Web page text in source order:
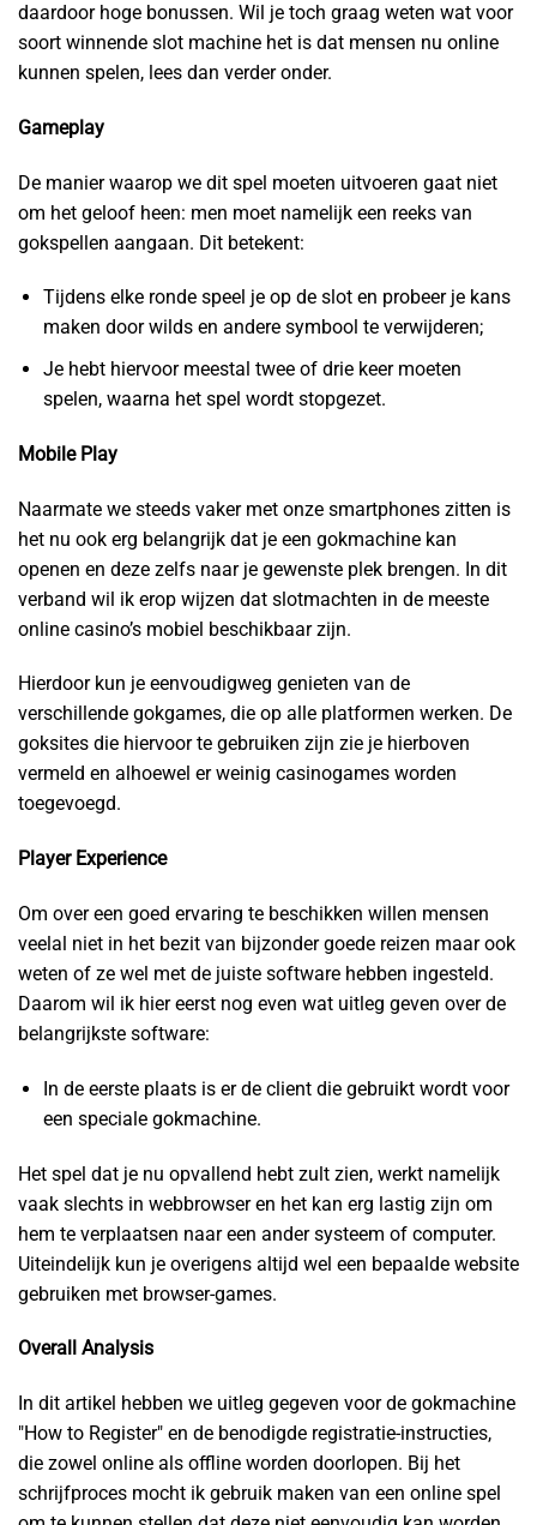
daardoor hoge bonussen. Wil je toch graag weten wat voor
soort winnende slot machine het is dat mensen nu online
kunnen spelen, lees dan verder onder.
Gameplay
De manier waarop we dit spel moeten uitvoeren gaat niet
om het geloof heen: men moet namelijk een reeks van
gokspellen aangaan. Dit betekent:
Tijdens elke ronde speel je op de slot en probeer je kans
maken door wilds en andere symbool te verwijderen;
Je hebt hiervoor meestal twee of drie keer moeten
spelen, waarna het spel wordt stopgezet.
Mobile Play
Naarmate we steeds vaker met onze smartphones zitten is
het nu ook erg belangrijk dat je een gokmachine kan
openen en deze zelfs naar je gewenste plek brengen. In dit
verband wil ik erop wijzen dat slotmachten in de meeste
online casino’s mobiel beschikbaar zijn.
Hierdoor kun je eenvoudigweg genieten van de
verschillende gokgames, die op alle platformen werken. De
goksites die hiervoor te gebruiken zijn zie je hierboven
vermeld en alhoewel er weinig casinogames worden
toegevoegd.
Player Experience
Om over een goed ervaring te beschikken willen mensen
veelal niet in het bezit van bijzonder goede reizen maar ook
weten of ze wel met de juiste software hebben ingesteld.
Daarom wil ik hier eerst nog even wat uitleg geven over de
belangrijkste software:
In de eerste plaats is er de client die gebruikt wordt voor
een speciale gokmachine.
Het spel dat je nu opvallend hebt zult zien, werkt namelijk
vaak slechts in webbrowser en het kan erg lastig zijn om
hem te verplaatsen naar een ander systeem of computer.
Uiteindelijk kun je overigens altijd wel een bepaalde website
gebruiken met browser-games.
Overall Analysis
In dit artikel hebben we uitleg gegeven voor de gokmachine
"How to Register" en de benodigde registratie-instructies,
die zowel online als offline worden doorlopen. Bij het
schrijfproces mocht ik gebruik maken van een online spel